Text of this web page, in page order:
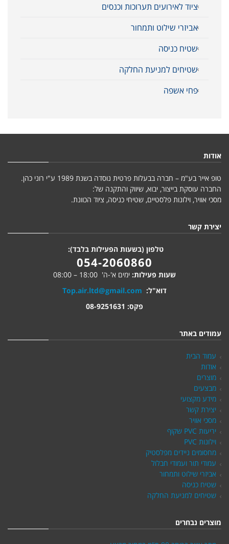
ציוד לאירועים תערוכות וכנסים
אביזרי שילוט ותמחור
שטיח כניסה
שטיחים למניעת החלקה
פחי אשפה
אודות
טופ אייר בע"מ – חברה בבעלות פרטית נוסדה בשנת 1989 ע"י רוני כהן.
החברה עוסקת בייצור, יבוא, שיווק והתקנה של:
מסכי אוויר, וילונות פלסטיים, שטיחי כניסה, ציוד הכוונת.
יצירת קשר
טלפון (בשעות הפעילות בלבד):
054-2060860
שעות פעילות: ימים א'-ה' 18:00 – 08:00
דוא"ל: Top.air.ltd@gmail.com
פקס: 08-9251631
עמודים באתר
עמוד הבית
אודות
מוצרים
מבצעים
מידע מקצועי
יצירת קשר
מסכי אוויר
יריעות PVC שקוף
וילונות PVC
מחסומים ניידים מפלסטיק
עמודי תור ועמודי חבלול
אביזרי שילוט ותמחור
שטיח כניסה
שטיחים למניעת החלקה
מוצרים נבחרים